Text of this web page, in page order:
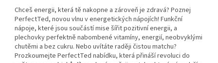
Chceš energii, která tě nakopne a zároveň je zdravá? Poznej
PerfectTed, novou vlnu v energetických nápojích! Funkční
nápoje, které jsou součástí mise šířit pozitivní energii, a
plechovky perfektně nabombené vitamíny, energií, neobvyklými
chutěmi a bez cukru. Nebo uvítáte raději čistou matchu?
Prozkoumejte PerfectTed nabídku, která přináší revoluci do